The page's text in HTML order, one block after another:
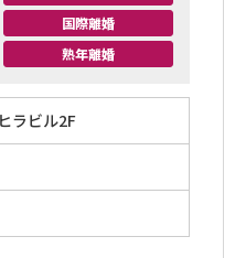
国際離婚
熟年離婚
ラビル2F